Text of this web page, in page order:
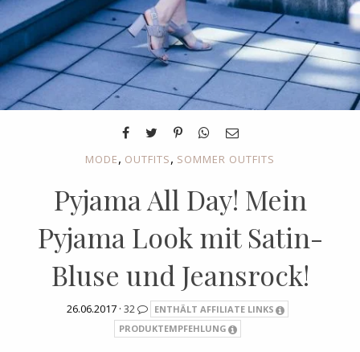
MODE, OUTFITS, SOMMER OUTFITS
Pyjama All Day! Mein
Pyjama Look mit Satin-
Bluse und Jeansrock!
26.06.2017 · 32
ENTHÄLT AFFILIATE LINKS
PRODUKTEMPFEHLUNG